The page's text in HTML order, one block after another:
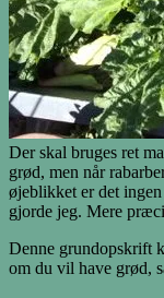
Der skal bruges ret
grød, men når
øjeblikket er det
gjorde jeg. Mere
Denne grundopskrift
om du vil have grød,